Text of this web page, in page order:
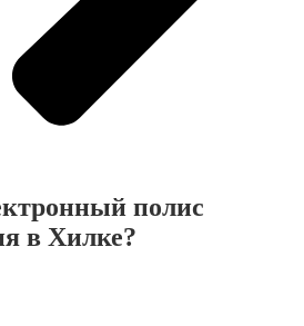
полис
в Хилке?